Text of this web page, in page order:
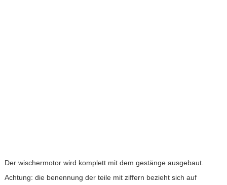
Der wischermotor wird komplett mit dem gestänge ausgebaut.
Achtung: die benennung der teile mit ziffern bezieht sich auf